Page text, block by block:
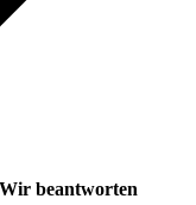
beantworten